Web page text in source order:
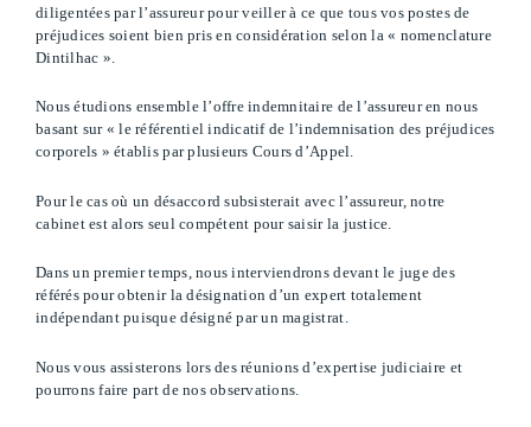
diligentées par l’assureur pour veiller à ce que tous vos postes de
préjudices soient bien pris en considération selon la « nomenclature
Dintilhac ».
Nous étudions ensemble l’offre indemnitaire de l’assureur en nous
basant sur « le référentiel indicatif de l’indemnisation des préjudices
corporels » établis par plusieurs Cours d’Appel.
Pour le cas où un désaccord subsisterait avec l’assureur, notre
cabinet est alors seul compétent pour saisir la justice.
Dans un premier temps, nous interviendrons devant le juge des
référés pour obtenir la désignation d’un expert totalement
indépendant puisque désigné par un magistrat.
Nous vous assisterons lors des réunions d’expertise judiciaire et
pourrons faire part de nos observations.